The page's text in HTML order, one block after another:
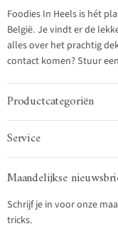
Foodies In Heels is hét
België. Je vindt er de
alles over het prachtig
contact komen? Stuur
Productcategoriën
Service
Maandelijkse
Schrijf je in voor onze
tricks.